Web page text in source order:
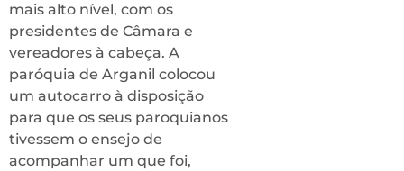
mais alto nível, com os
presidentes de Câmara e
vereadores à cabeça. A
paróquia de Arganil colocou
um autocarro à disposição
para que os seus paroquianos
tivessem o ensejo de
acompanhar um que foi,